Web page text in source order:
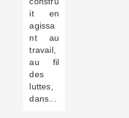
it en
agissa
nt au
travail,
au fil
des
luttes,
dans...